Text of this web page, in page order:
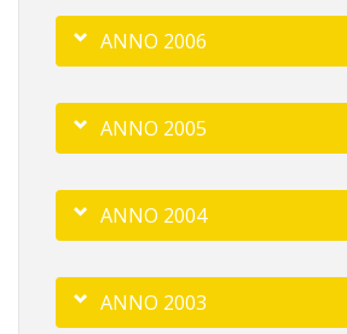
ANNO 2006
ANNO 2005
ANNO 2004
ANNO 2003